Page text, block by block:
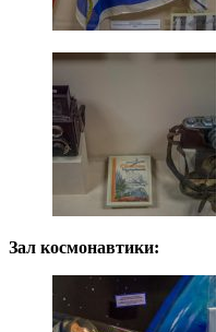
Зал космонавтики: